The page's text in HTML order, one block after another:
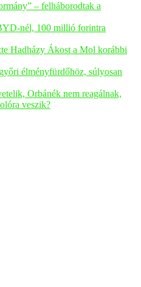
– felháborodtak a
nél, 100 millió forintra
Hadházy Ákost a Mol korábbi
élményfürdőhöz, súlyosan
Orbánék nem reagálnak,
veszik?